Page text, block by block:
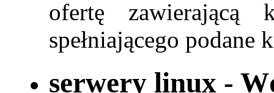
ofertę zawierającą
spełniającego podane
serwery linux -